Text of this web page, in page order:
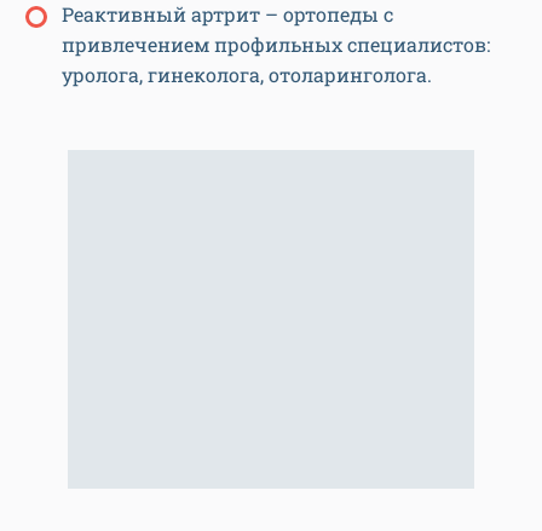
Реактивный артрит – ортопеды с
привлечением профильных специалистов:
уролога, гинеколога, отоларинголога.